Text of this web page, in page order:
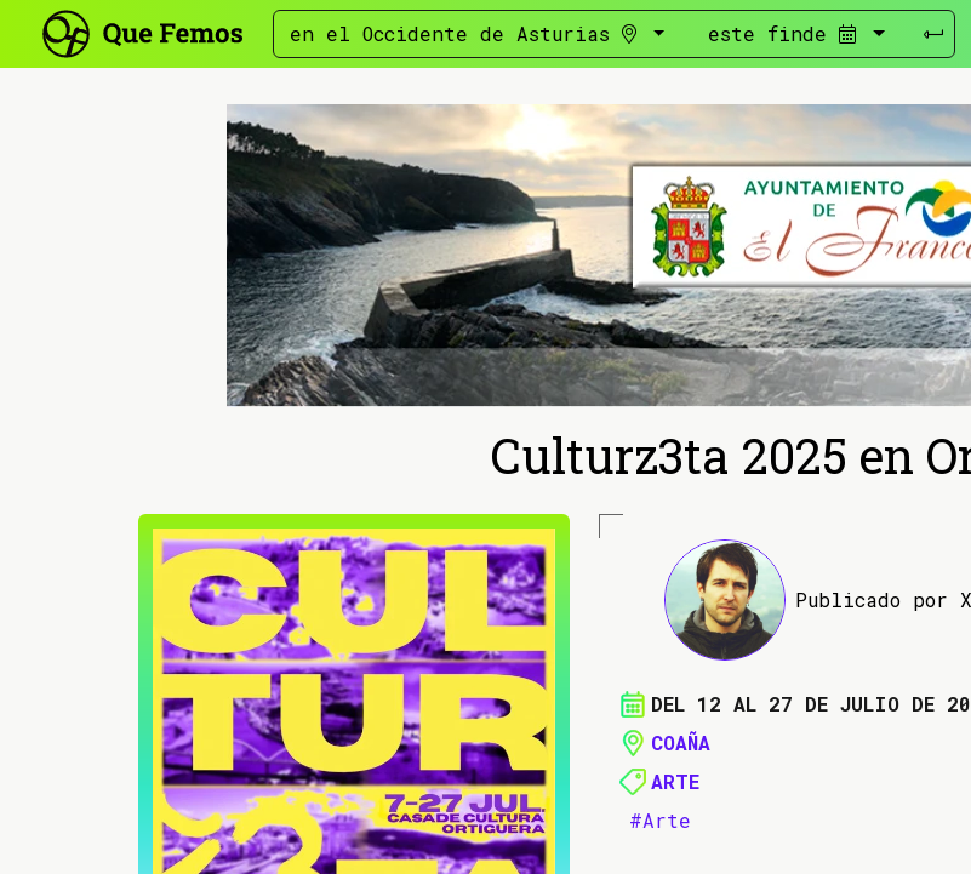
en el Occidente de Asturias este finde
Culturz3ta 2025 en
Publicado por
DEL 12 AL 27 DE JULIO DE
COAÑA
ARTE
#Arte